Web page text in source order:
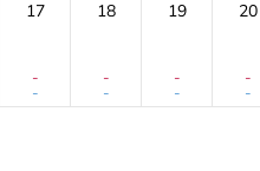
17
-
-
18
-
-
19
-
-
20
-
-